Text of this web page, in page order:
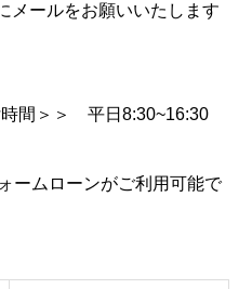
メールをお願いいたします
間＞＞ 平日8:30~16:30
ームローンがご利用可能で